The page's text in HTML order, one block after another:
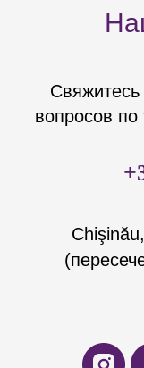
вопросов